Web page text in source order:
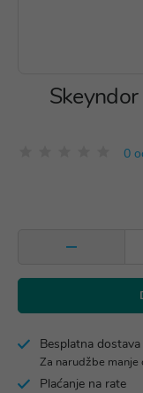
0
Besplatna
Za narudžbe
Plaćanje na rate